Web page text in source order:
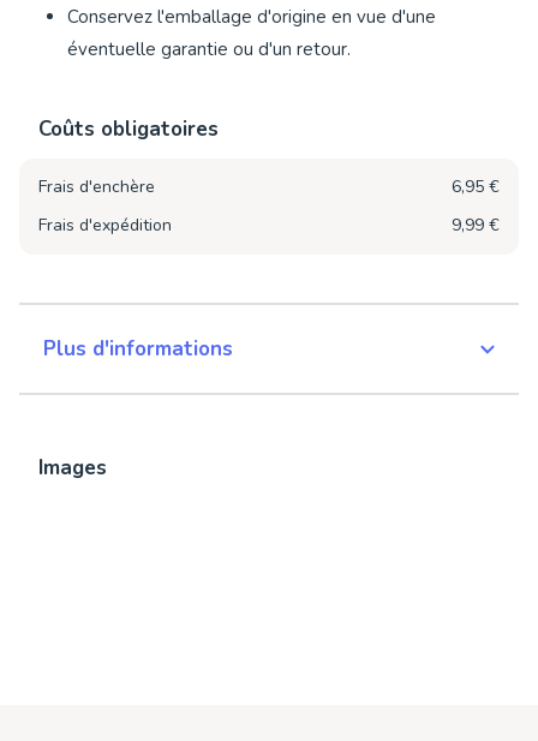
Conservez l'emballage d'origine en vue d'une
éventuelle garantie ou d'un retour.
Coûts obligatoires
Frais d'enchère
6,95 €
Frais d'expédition
9,99 €
Plus d'informations
Images